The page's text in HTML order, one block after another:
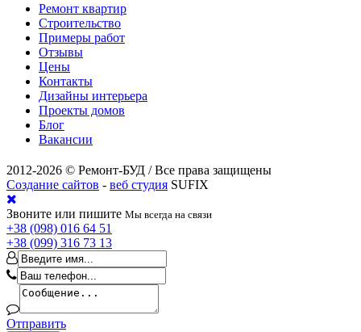
Ремонт квартир
Строительство
Примеры работ
Отзывы
Цены
Контакты
Дизайны интерьера
Проекты домов
Блог
Вакансии
2012-2026 © Ремонт-БУД / Все права защищены
Создание сайтов - веб студия SUFIX
Звоните или пишите Мы всегда на связи
+38 (098) 016 64 51
+38 (099) 316 73 13
Отправить